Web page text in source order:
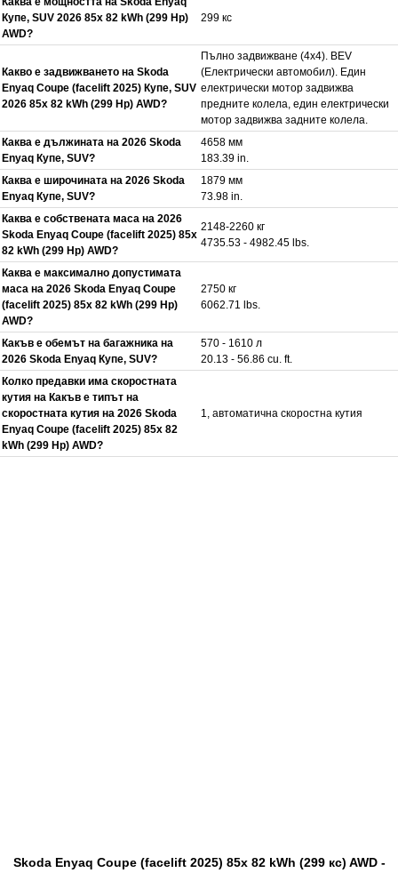
Купе, SUV 2026 85x 82 kWh (299 Hp)
AWD?
299 кс
Какво е задвижването на Skoda
Enyaq Coupe (facelift 2025) Купе, SUV
2026 85x 82 kWh (299 Hp) AWD?
Пълно задвижване (4x4). BEV
(Електрически автомобил). Един
електрически мотор задвижва
предните колела, един електрически
мотор задвижва задните колела.
Каква е дължината на 2026 Skoda
Enyaq Купе, SUV?
4658 мм
183.39 in.
Каква е широчината на 2026 Skoda
Enyaq Купе, SUV?
1879 мм
73.98 in.
Каква е собствената маса на 2026
Skoda Enyaq Coupe (facelift 2025) 85x
82 kWh (299 Hp) AWD?
2148-2260 кг
4735.53 - 4982.45 lbs.
Каква е максимално допустимата
маса на 2026 Skoda Enyaq Coupe
(facelift 2025) 85x 82 kWh (299 Hp)
AWD?
2750 кг
6062.71 lbs.
Какъв е обемът на багажника на
2026 Skoda Enyaq Купе, SUV?
570 - 1610 л
20.13 - 56.86 cu. ft.
Колко предавки има скоростната
кутия на Какъв е типът на
скоростната кутия на 2026 Skoda
Enyaq Coupe (facelift 2025) 85x 82
kWh (299 Hp) AWD?
1, автоматична скоростна кутия
Skoda Enyaq Coupe (facelift 2025) 85x 82 kWh (299 кс) AWD -